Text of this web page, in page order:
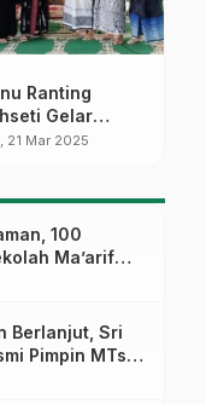
Ranting
Gelar
Yatim Piatu
21 Mar 2025
100
Ma’arif
Literasi
Berlanjut, Sri
Pimpin MTs